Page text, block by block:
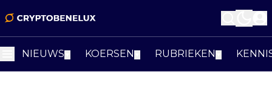
NIEUWS KOERSEN RUBRIEKEN